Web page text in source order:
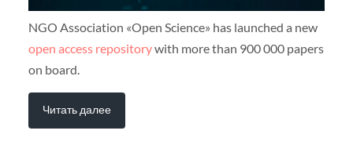
NGO Association «Open Science» has launched a new
open access repositorywith more than 900 000 papers
on board.
Читать далее